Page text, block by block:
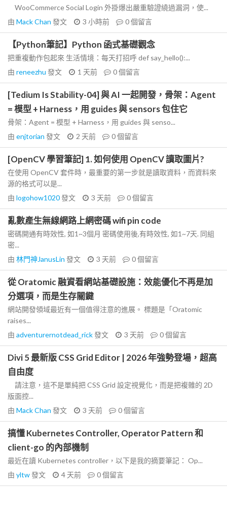
WooCommerce Social Login 外掛爆出嚴重驗證繞過漏洞，使...
由 Mack Chan 發文 3 小時前 0個留言
【Python筆記】Python 函式基礎觀念
把重複動作包起來 生活情境：每天打招呼 def say_hello():...
由 reneezhu 發文 1 天前 0個留言
[Tedium Is Stability-04] 與 AI 一起開發，骨架：Agent
= 模型 + Harness，用 guides 與 sensors 包住它
骨架：Agent = 模型 + Harness，用 guides 與 senso...
由 enjtorian 發文 2 天前 0個留言
[OpenCV 學習筆記] 1. 如何使用 OpenCV 讀取圖片?
在使用 OpenCV 套件時，最重要的第一步就是讀取資料，而資料來
源的格式可以是...
由 logohow1020發文 3 天前 0個留言
亂數產生無線網路上網密碼 wifi pin code
密碼開通有時效性, 如1~3個月 密碼使用後,有時效性, 如1~7天. 同組
密...
由 林門神JanusLin 發文 3 天前 0個留言
從 Oratomic 融資看網站基礎設施：效能優化不再是加
分選項，而是生存關鍵
網站開發領域最近有一個值得注意的進展。 標題是「Oratomic
raises...
由 adventurernotdead_rick發文 3 天前 0個留言
Divi 5 最新版 CSS Grid Editor | 2026 年強勢登場，超高
自由度
請注意，這不是單純把 CSS Grid 設定視覺化，而是把複雜的 2D
版面控...
由 Mack Chan 發文 3 天前 0個留言
搞懂 Kubernetes Controller, Operator Pattern 和
client-go 的內部機制
最近在讀 Kubernetes controller，以下是我的摘要筆記： Op...
由 yltw發文 4 天前 0個留言